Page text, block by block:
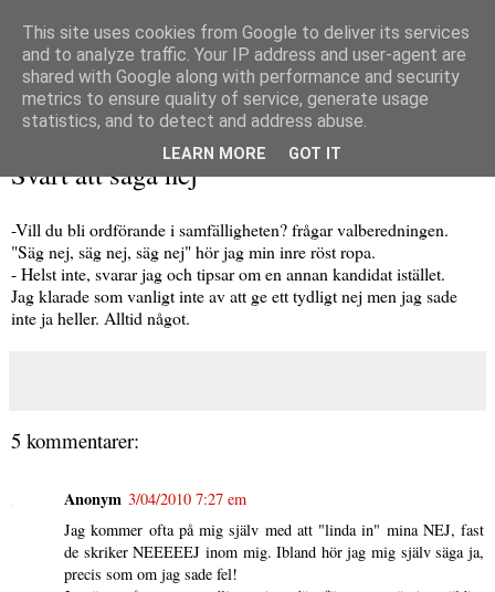
Svårt att säga nej
-Vill du bli ordförande i samfälligheten? frågar valberedningen.
"Säg nej, säg nej, säg nej" hör jag min inre röst ropa.
- Helst inte, svarar jag och tipsar om en annan kandidat istället.
Jag klarade som vanligt inte av att ge ett tydligt nej men jag sade
inte ja heller. Alltid något.
5 kommentarer:
Anonym 3/04/2010 7:27 em
Jag kommer ofta på mig själv med att "linda in" mina NEJ, fast
de skriker NEEEEEJ inom mig. Ibland hör jag mig själv säga ja,
precis som om jag sade fel!
This site uses cookies from Google to deliver its services
and to analyze traffic. Your IP address and user-agent are
shared with Google along with performance and security
metrics to ensure quality of service, generate usage
statistics, and to detect and address abuse.
LEARN MORE GOT IT